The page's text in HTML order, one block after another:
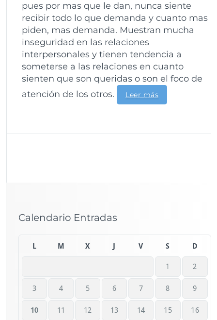
pues por mas que le dan, nunca siente
recibir todo lo que demanda y cuanto mas
piden, mas demanda. Muestran mucha
inseguridad en las relaciones
interpersonales y tienen tendencia a
someterse a las relaciones en cuanto
sienten que son queridas o son el foco de
atención de los otros.
Leer más
Calendario Entradas
L M X V S D
1 2
3 4 5 6 7 8 9
10 11 12 13 14 15 16